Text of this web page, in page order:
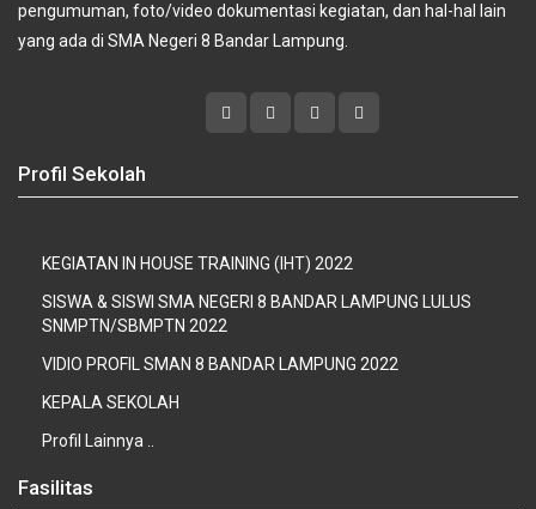
pengumuman, foto/video dokumentasi kegiatan, dan hal-hal lain
yang ada di SMA Negeri 8 Bandar Lampung.
Profil Sekolah
KEGIATAN IN HOUSE TRAINING (IHT) 2022
SISWA & SISWI SMA NEGERI 8 BANDAR LAMPUNG LULUS
SNMPTN/SBMPTN 2022
VIDIO PROFIL SMAN 8 BANDAR LAMPUNG 2022
KEPALA SEKOLAH
Profil Lainnya ..
Fasilitas